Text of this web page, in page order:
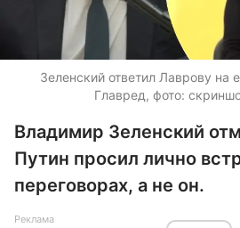
Зеленский ответил Лаврову на
Главред, фото:
Владимир Зеленский
Путин просил лично
переговорах, а не он.
Реклама